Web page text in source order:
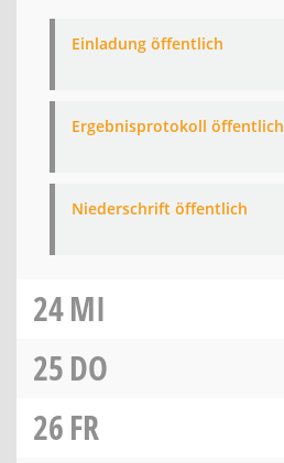
Einladung öffentlich
Ergebnisprotokoll öffentlich
Niederschrift öffentlich
24MI
25DO
26FR